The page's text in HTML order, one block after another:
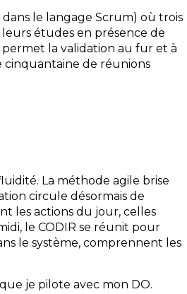
le langage Scrum) où trois
études en présence de
la validation au fur et à
de réunions
La méthode agile brise
circule désormais de
les actions du jour, celles
le CODIR se réunit pour
le système, comprennent les
je pilote avec mon DO.